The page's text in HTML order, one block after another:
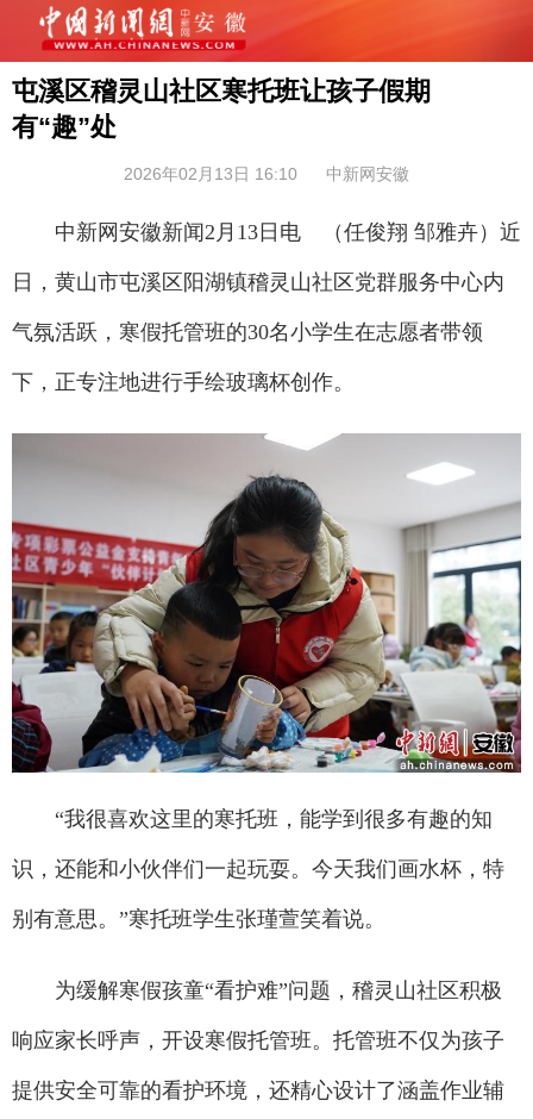
屯溪区稽灵山社区寒托班让孩子假期
有“趣”处
2026年02月13日 16:10 中新网安徽
中新网安徽新闻2月13日电 （任俊翔 邹雅卉）近
日，黄山市屯溪区阳湖镇稽灵山社区党群服务中心内
气氛活跃，寒假托管班的30名小学生在志愿者带领
下，正专注地进行手绘玻璃杯创作。
“我很喜欢这里的寒托班，能学到很多有趣的知
识，还能和小伙伴们一起玩耍。今天我们画水杯，特
别有意思。”寒托班学生张瑾萱笑着说。
为缓解寒假孩童“看护难”问题，稽灵山社区积极
响应家长呼声，开设寒假托管班。托管班不仅为孩子
提供安全可靠的看护环境，还精心设计了涵盖作业辅